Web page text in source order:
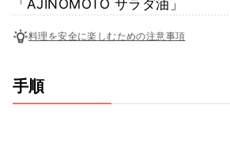
「AJINOMOTO サラダ油」
料理を安全に楽しむための注意事項
手順